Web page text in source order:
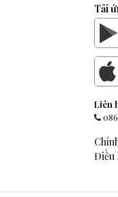
Tải
Liên
Điều